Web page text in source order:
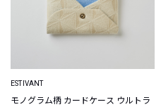
ESTIVANT
モノグラム柄 カードケース ウルトラ